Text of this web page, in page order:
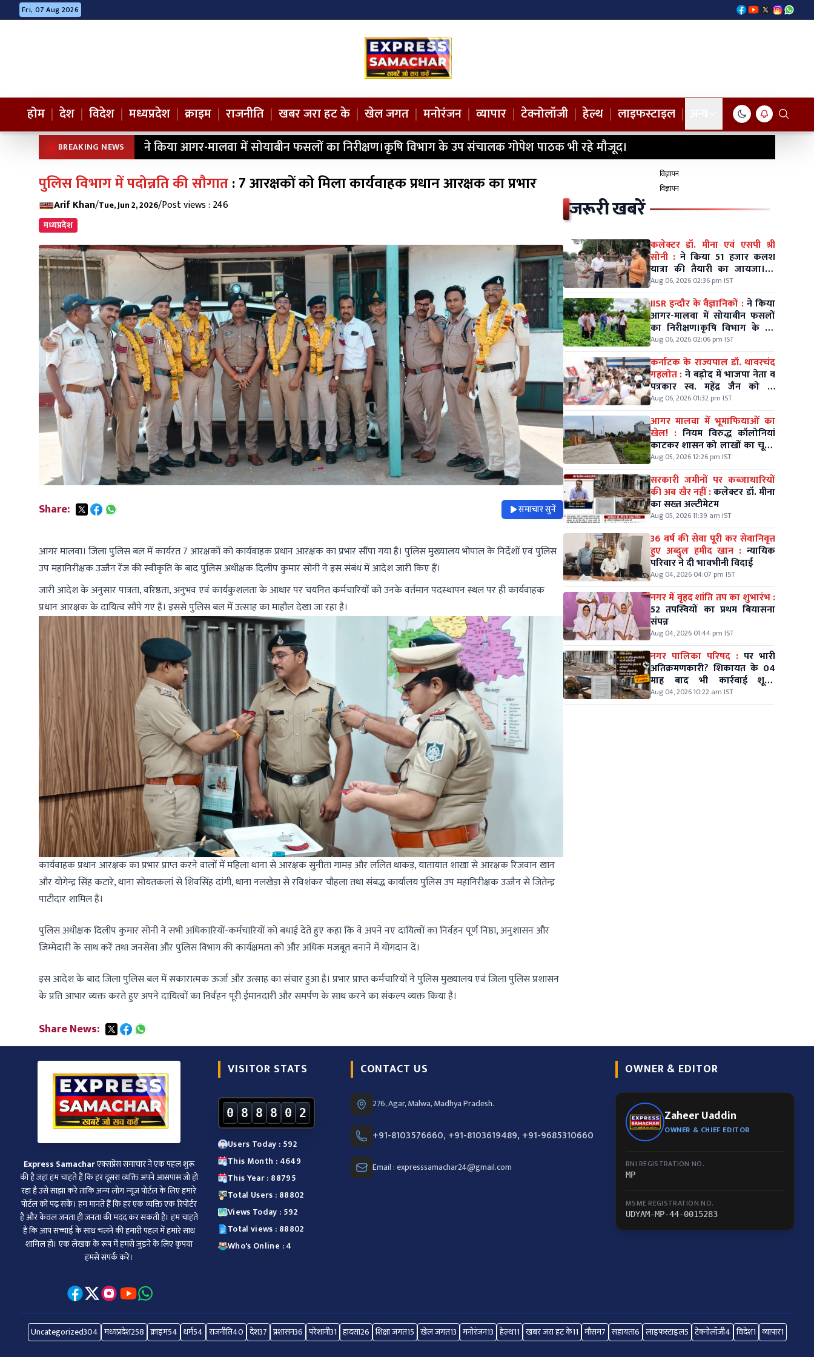
Fri, 07 Aug 2026
होम | देश | विदेश | मध्यप्रदेश | क्राइम | राजनीति | खबर जरा हट के | खेल जगत | मनोरंजन | व्यापार | टेक्नोलॉजी | हेल्थ | लाइफस्टाइल |
BREAKING NEWS ने किया आगर-मालवा में सोयाबीन फसलों का निरीक्षण।कृषि विभाग के उप संचालक गोपेश पाठक भी रहे मौजूद।
पुलिस विभाग में पदोन्नति की सौगात: 7 आरक्षकों को मिला कार्यवाहक प्रधान आरक्षक का प्रभार
Arif Khan/Tue, Jun 2, 2026/Post views : 246
मध्यप्रदेश
Share: समाचार सुनें
आगर मालवा। जिला पुलिस बल में कार्यरत 7 आरक्षकों को कार्यवाहक प्रधान आरक्षक का प्रभार सौंपा गया है। पुलिस मुख्यालय भोपाल के निर्देशों एवं पुलिस
उप महानिरीक्षक उज्जैन रेंज की स्वीकृति के बाद पुलिस अधीक्षक दिलीप कुमार सोनी ने इस संबंध में आदेश जारी किए हैं।
जारी आदेश के अनुसार पात्रता, वरिष्ठता, अनुभव एवं कार्यकुशलता के आधार पर चयनित कर्मचारियों को उनके वर्तमान पदस्थापन स्थल पर ही कार्यवाहक
प्रधान आरक्षक के दायित्व सौंपे गए हैं। इससे पुलिस बल में उत्साह का माहौल देखा जा रहा है।
कार्यवाहक प्रधान आरक्षक का प्रभार प्राप्त करने वालों में महिला थाना से आरक्षक सुनीता गामड़ और ललित धाकड़, यातायात शाखा से आरक्षक रिजवान खान
और योगेन्द्र सिंह कटारे, थाना सोयतकलां से शिवसिंह दांगी, थाना नलखेड़ा से रविशंकर चौहला तथा संबद्ध कार्यालय पुलिस उप महानिरीक्षक उज्जैन से जितेन्द्र
पाटीदार शामिल हैं।
पुलिस अधीक्षक दिलीप कुमार सोनी ने सभी अधिकारियों-कर्मचारियों को बधाई देते हुए कहा कि वे अपने नए दायित्वों का निर्वहन पूर्ण निष्ठा, अनुशासन और
जिम्मेदारी के साथ करें तथा जनसेवा और पुलिस विभाग की कार्यक्षमता को और अधिक मजबूत बनाने में योगदान दें।
इस आदेश के बाद जिला पुलिस बल में सकारात्मक ऊर्जा और उत्साह का संचार हुआ है। प्रभार प्राप्त कर्मचारियों ने पुलिस मुख्यालय एवं जिला पुलिस प्रशासन
के प्रति आभार व्यक्त करते हुए अपने दायित्वों का निर्वहन पूरी ईमानदारी और समर्पण के साथ करने का संकल्प व्यक्त किया है।
Share News:
विज्ञापन
विज्ञापन
जरूरी खबरें
कलेक्टर डॉ. मीना एवं एसपी श्री
सोनी : ने किया 51 हजार कलश
यात्रा की तैयारी का जायजा।10
अगस्त को विधायक श्री मधु गहलोत
के नेतृत्व में निकलेगी विशाल कलश
यात्रा।
Aug 06, 2026 02:36 pm IST
IISR इन्दौर के वैज्ञानिकों :ने किया
आगर-मालवा में सोयाबीन फसलों
का निरीक्षण।कृषि विभाग के उप
संचालक गोपेश पाठक भी रहे
मौजूद।
Aug 06, 2026 02:06 pm IST
कर्नाटक के राज्यपाल डॉ. थावरचंद
गहलोत :ने बड़ोद में भाजपा नेता व
पत्रकार स्व. महेंद्र जैन को दी
श्रद्धांजलि।
Aug 06, 2026 01:32 pm IST
आगर मालवा में भूमाफियाओं का
खेल! : नियम विरुद्ध कॉलोनियां
काटकर शासन को लाखों का चूना,
जिम्मेदारों की चुप्पी पर सवाल
Aug 05, 2026 12:26 pm IST
सरकारी जमीनों पर कब्जाधारियों
की अब खैर नहीं :कलेक्टर डॉ. मीना
का सख्त अल्टीमेटम
Aug 05, 2026 11:39 am IST
36 वर्ष की सेवा पूरी कर सेवानिवृत्त
हुए अब्दुल हमीद खान : न्यायिक
परिवार ने दी भावभीनी विदाई
Aug 04, 2026 04:07 pm IST
नगर में वृहद शांति तप का शुभारंभ :
52 तपस्वियों का प्रथम बियासना
संपन्न
Aug 04, 2026 01:44 pm IST
नगर पालिका परिषद : पर भारी
अतिक्रमणकारी? शिकायत के 04
माह बाद भी कार्रवाई शून्य,
वार्डवासियों में आक्रोश
Aug 04, 2026 10:22 am IST
Express Samacharएक्सप्रेस समाचार ने एक पहल शुरू
की है जहां हम चाहते हैं कि हर दूसरा व्‍यक्ति अपने आसपास जो हो
रहा है उसे साझा करे ताकि अन्‍य लोग न्‍यूज पोर्टल के लिए हमारे
पोर्टल को पढ़ सकें। हम मानते हैं कि हर एक व्यक्ति एक रिपोर्टर
है और केवल जनता ही जनता की मदद कर सकती है। हम चाहते
हैं कि आप सच्चाई के साथ चलने की हमारी पहल में हमारे साथ
शामिल हों। एक लेखक के रूप में हमसे जुड़ने के लिए कृपया
हमसे संपर्क करें।
VISITOR STATS
0 8 8 8 0 2
Users Today : 592
This Month : 4649
This Year : 88795
Total Users : 88802
Views Today : 592
Total views : 88802
Who's Online : 4
CONTACT US
276, Agar, Malwa, Madhya Pradesh.
+91-8103576660, +91-8103619489, +91-9685310660
Email : expresssamachar24@gmail.com
OWNER & EDITOR
Zaheer Uaddin
OWNER & CHIEF EDITOR
RNI REGISTRATION NO.
MP
MSME REGISTRATION NO.
UDYAM-MP-44-0015283
Uncategorized304 मध्यप्रदेश258 क्राइम54 धर्म54 राजनीति40 देश37 प्रशासन36 परेशानी31 हादसा26 शिक्षा जगत15 खेल जगत13 मनोरंजन13 हेल्थ11 खबर जरा हट के11 मौसम7 सहायता6 लाइफस्टाइल5 टेक्नोलॉजी4 विदेश1 व्यापार1